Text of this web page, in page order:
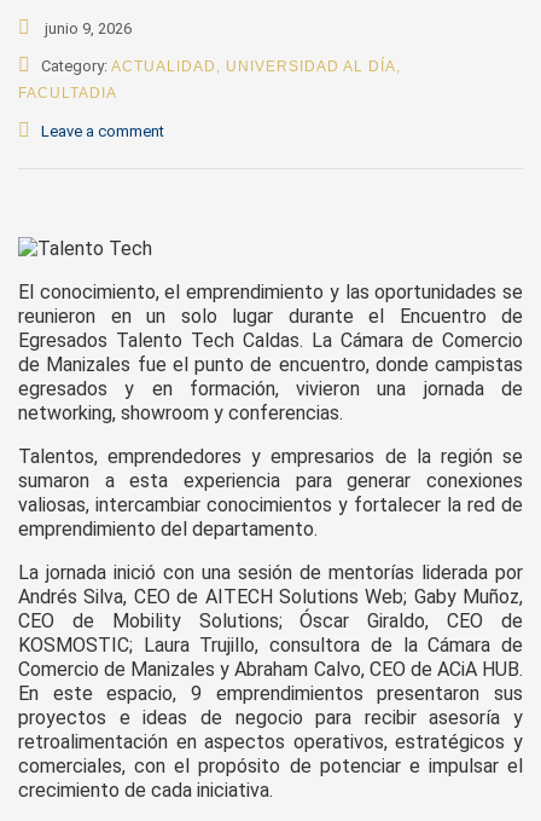
junio 9, 2026
Category: ACTUALIDAD , UNIVERSIDAD AL DÍA,
FACULTADIA
Leave a comment
El conocimiento, el emprendimiento y las oportunidades se
reunieron en un solo lugar durante el Encuentro de
Egresados Talento Tech Caldas. La Cámara de Comercio
de Manizales fue el punto de encuentro, donde campistas
egresados y en formación, vivieron una jornada de
networking, showroom y conferencias.
Talentos, emprendedores y empresarios de la región se
sumaron a esta experiencia para generar conexiones
valiosas, intercambiar conocimientos y fortalecer la red de
emprendimiento del departamento.
La jornada inició con una sesión de mentorías liderada por
Andrés Silva, CEO de AITECH Solutions Web; Gaby Muñoz,
CEO de Mobility Solutions; Óscar Giraldo, CEO de
KOSMOSTIC; Laura Trujillo, consultora de la Cámara de
Comercio de Manizales y Abraham Calvo, CEO de ACiA HUB.
En este espacio, 9 emprendimientos presentaron sus
proyectos e ideas de negocio para recibir asesoría y
retroalimentación en aspectos operativos, estratégicos y
comerciales, con el propósito de potenciar e impulsar el
crecimiento de cada iniciativa.